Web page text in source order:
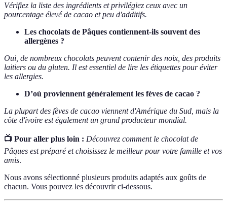
Vérifiez la liste des ingrédients et privilégiez ceux avec un
pourcentage élevé de cacao et peu d'additifs.
Les chocolats de Pâques contiennent-ils souvent des
allergènes ?
Oui, de nombreux chocolats peuvent contenir des noix, des produits
laitiers ou du gluten. Il est essentiel de lire les étiquettes pour éviter
les allergies.
D’où proviennent généralement les fèves de cacao ?
La plupart des fèves de cacao viennent d'Amérique du Sud, mais la
côte d'ivoire est également un grand producteur mondial.
📺 Pour aller plus loin : Découvrez comment le chocolat de
Pâques est préparé et choisissez le meilleur pour votre famille et vos
amis.
Nous avons sélectionné plusieurs produits adaptés aux goûts de
chacun. Vous pouvez les découvrir ci-dessous.